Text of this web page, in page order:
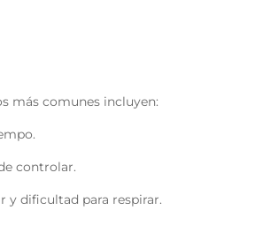
más comunes incluyen:
controlar.
y dificultad para respirar.